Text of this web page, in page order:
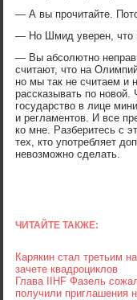
— А вы прочитайте.
— Но Шмид уверен, что
— Вы абсолютно
считают, что на
но мы так не считаем и
рассказывать по
государство в лице
и регламентов. И все
ко мне. Разберитесь с
тех, кто употребляет
невозможно сделать.
ЧИТАЙТЕ ТАКЖЕ:
Карякин стал третьим
зачете квадроциклов
Глава IIHF Фазель
получили приглашения